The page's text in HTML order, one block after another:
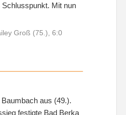
Schlusspunkt. Mit nun
Groß (75.), 6:0
aus (49.).
festigte Bad Berka